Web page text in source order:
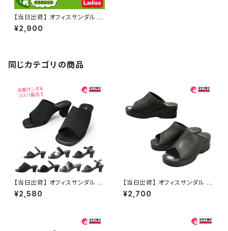
【当日出荷】 オフィスサンダル レ
ディース サンダル 2Wayサンダ
ル ベルト付き ヘップサンダル 軽
¥2,900
同じカテゴリの商品
【当日出荷】 オフィスサンダル レ
ディース Luciano Valentino
ルチアノバレンチノ 婦人オフィス
い 美脚 疲れない 無地 おしゃれ
¥2,580
【当日出荷】 オフィスサンダル レ
ディース オフィスシューズ ビジ
ネスサンダル ビジネススリッパ
1 厚底 日本製 イチマツ ICHIM
¥2,700